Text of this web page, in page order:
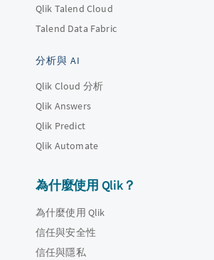
Qlik Talend Cloud
Talend Data Fabric
分析與 AI
Qlik Cloud 分析
Qlik Answers
Qlik Predict
Qlik Automate
為什麼使用 Qlik？
為什麼使用 Qlik
信任與安全性
信任與隱私